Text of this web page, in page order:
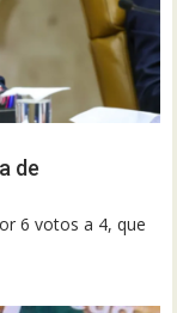
de
6 votos a 4, que